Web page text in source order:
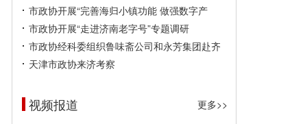
市政协开展“完善海归小镇功能 做强数字产
市政协开展“走进济南老字号”专题调研
市政协经科委组织鲁味斋公司和永芳集团赴齐
天津市政协来济考察
视频报道 更多>>